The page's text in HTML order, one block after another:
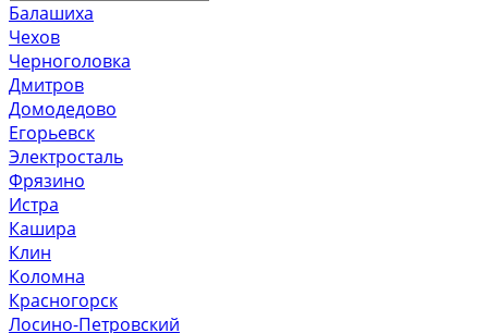
Балашиха
Чехов
Черноголовка
Дмитров
Домодедово
Егорьевск
Электросталь
Фрязино
Истра
Кашира
Клин
Коломна
Красногорск
Лосино-Петровский